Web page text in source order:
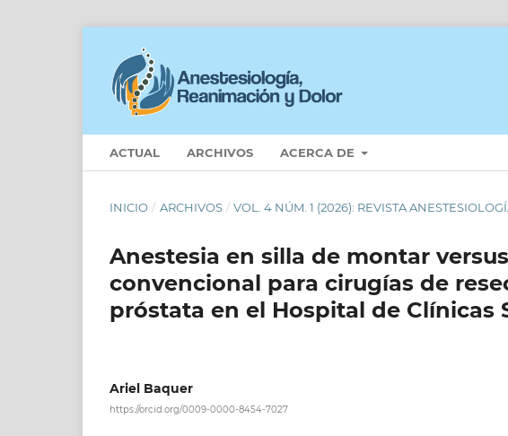
ACTUAL ARCHIVOS ACERCA DE
INICIO / ARCHIVOS / VOL. 4 NÚM. 1 (2026): REVISTA
Anestesia en silla de montar
convencional para cirugías de
próstata en el Hospital de Clínicas
Ariel Baquer
https://orcid.org/0009-0000-8454-7027